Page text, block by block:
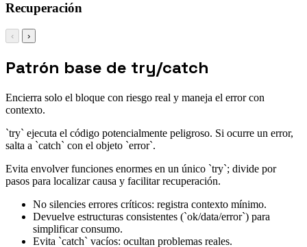
Recuperación
‹ ›
Patrón base de try/catch
Encierra solo el bloque con riesgo real y maneja el error con
contexto.
`try` ejecuta el código potencialmente peligroso. Si ocurre un error,
salta a `catch` con el objeto `error`.
Evita envolver funciones enormes en un único `try`; divide por
pasos para localizar causa y facilitar recuperación.
No silencies errores críticos: registra contexto mínimo.
Devuelve estructuras consistentes (`ok/data/error`) para
simplificar consumo.
Evita `catch` vacíos: ocultan problemas reales.